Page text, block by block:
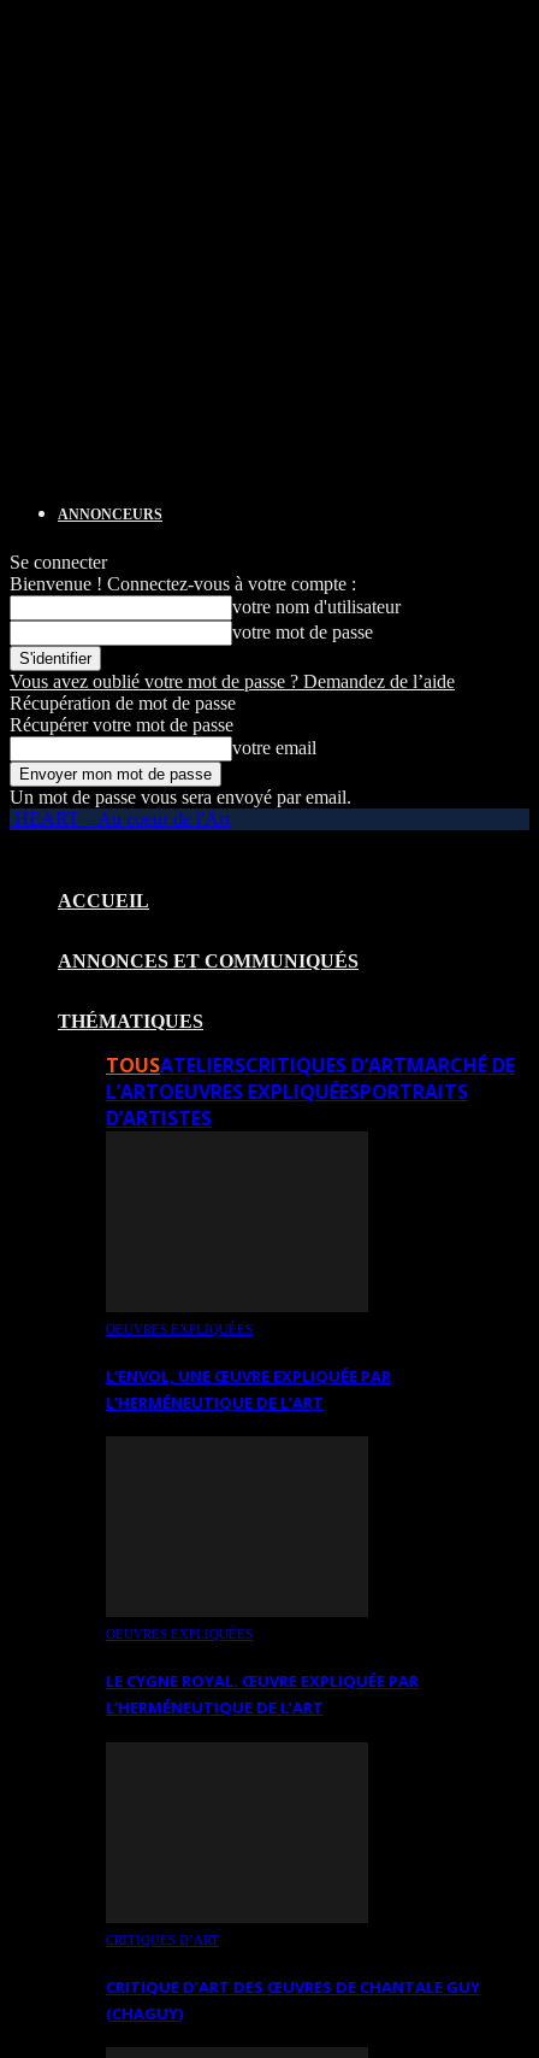
ANNONCEURS
Se connecter
Bienvenue ! Connectez-vous à votre compte :
votre nom d'utilisateur
votre mot de passe
Vous avez oublié votre mot de passe ? Demandez de l’aide
Récupération de mot de passe
Récupérer votre mot de passe
votre email
Un mot de passe vous sera envoyé par email.
HEART – Au coeur de l'Art
ACCUEIL
ANNONCES ET COMMUNIQUÉS
THÉMATIQUES
TOUSATELIERSCRITIQUES D’ARTMARCHÉ DE
L’ARTOEUVRES EXPLIQUÉESPORTRAITS
D’ARTISTES
OEUVRES EXPLIQUÉES
L’ENVOL, UNE ŒUVRE EXPLIQUÉE PAR
L’HERMÉNEUTIQUE DE L’ART
OEUVRES EXPLIQUÉES
LE CYGNE ROYAL. ŒUVRE EXPLIQUÉE PAR
L’HERMÉNEUTIQUE DE L’ART
CRITIQUES D’ART
CRITIQUE D’ART DES ŒUVRES DE CHANTALE GUY
(CHAGUY)